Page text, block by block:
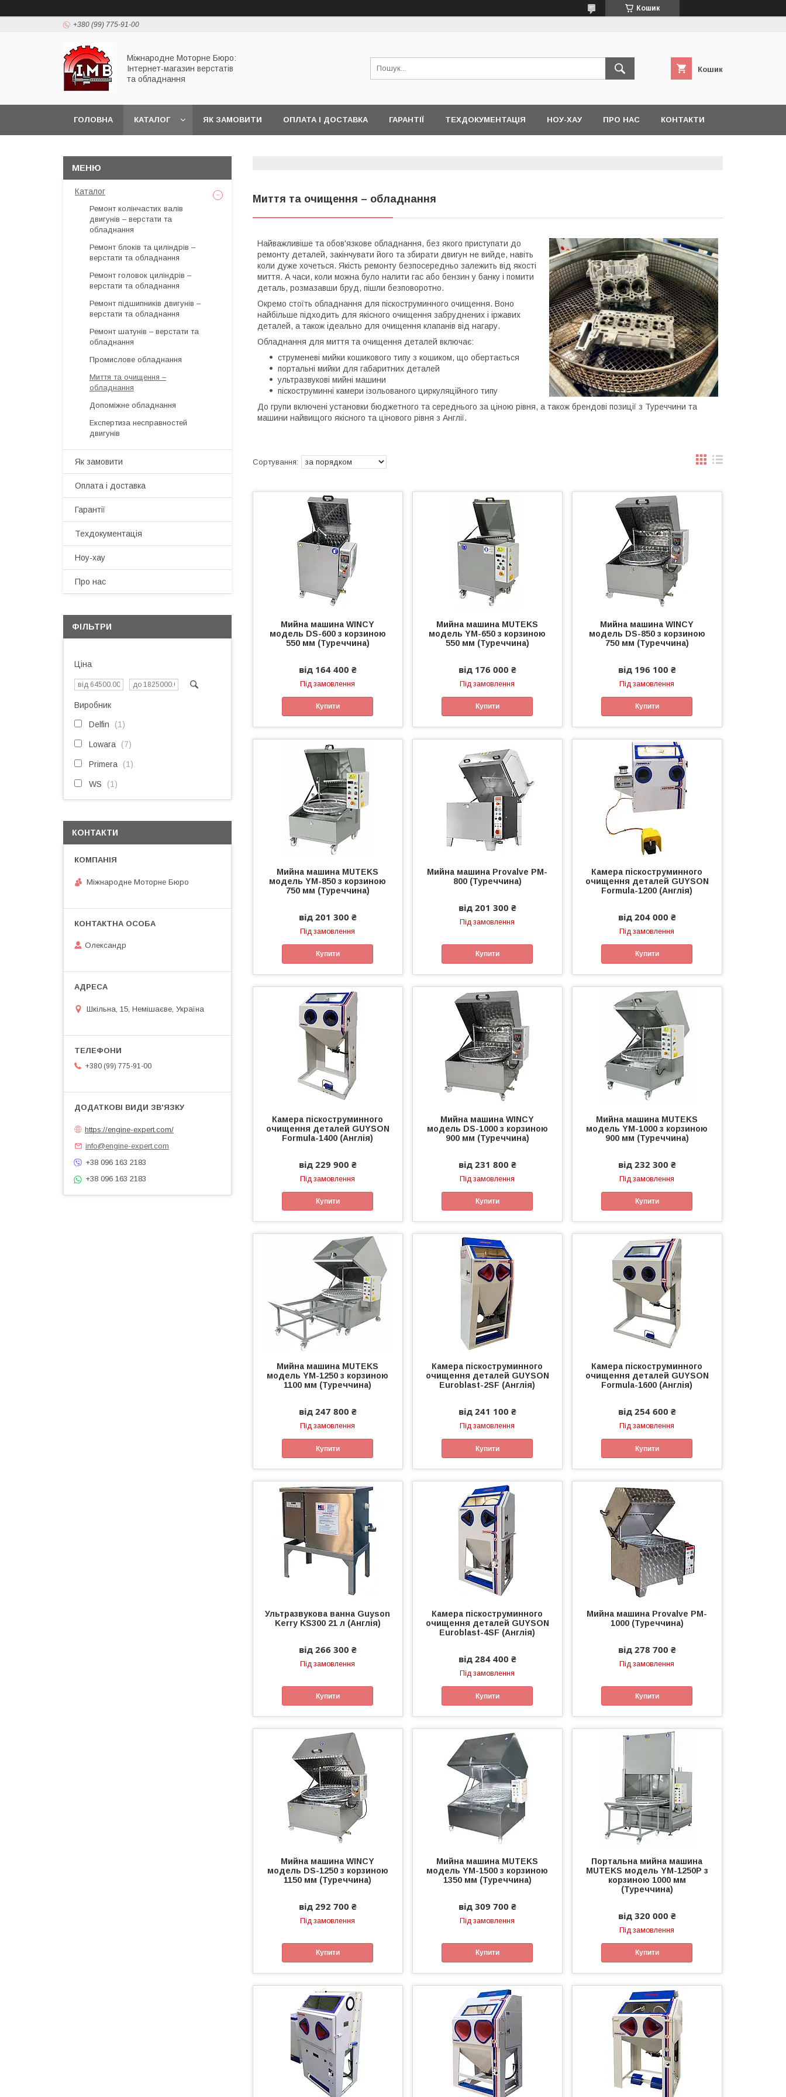
Кошик
+380 (99) 775-91-00
Міжнародне Моторне Бюро:
Інтернет-магазин верстатів
та обладнання
Кошик
ГОЛОВНА КАТАЛОГ ЯК ЗАМОВИТИ ОПЛАТА І ДОСТАВКА ГАРАНТІЇ ТЕХДОКУМЕНТАЦІЯ НОУ-ХАУ ПРО НАС КОНТАКТИ
Миття та очищення – обладнання
Найважливіше та обов'язкове обладнання, без якого приступати до
ремонту деталей, закінчувати його та збирати двигун не вийде, навіть
коли дуже хочеться. Якість ремонту безпосередньо залежить від якості
миття. А часи, коли можна було налити гас або бензин у банку і помити
деталь, розмазавши бруд, пішли безповоротно.
Окремо стоїть обладнання для піскоструминного очищення. Воно
найбільше підходить для якісного очищення забруднених і іржавих
деталей, а також ідеально для очищення клапанів від нагару.
Обладнання для миття та очищення деталей включає:
струменеві мийки кошикового типу з кошиком, що обертається
портальні мийки для габаритних деталей
ультразвукові мийні машини
піскоструминні камери ізольованого циркуляційного типу
До групи включені установки бюджетного та середнього за ціною рівня, а також брендові позиції з Туреччини та
машини найвищого якісного та цінового рівня з Англії.
Мийна машина WINCY
модель DS-600 з корзиною
550 мм (Туреччина)
від 164 400 ₴
Під замовлення
Купити
Мийна машина MUTEKS
модель YM-650 з корзиною
550 мм (Туреччина)
від 176 000 ₴
Під замовлення
Купити
Мийна машина WINCY
модель DS-850 з корзиною
750 мм (Туреччина)
від 196 100 ₴
Під замовлення
Купити
Мийна машина MUTEKS
модель YM-850 з корзиною
750 мм (Туреччина)
від 201 300 ₴
Під замовлення
Купити
Мийна машина Provalve PM-
800 (Туреччина)
від 201 300 ₴
Під замовлення
Купити
Камера піскоструминного
очищення деталей GUYSON
Formula-1200 (Англія)
від 204 000 ₴
Під замовлення
Купити
Камера піскоструминного
очищення деталей GUYSON
Formula-1400 (Англія)
від 229 900 ₴
Під замовлення
Купити
Мийна машина WINCY
модель DS-1000 з корзиною
900 мм (Туреччина)
від 231 800 ₴
Під замовлення
Купити
Мийна машина MUTEKS
модель YM-1000 з корзиною
900 мм (Туреччина)
від 232 300 ₴
Під замовлення
Купити
Мийна машина MUTEKS
модель YM-1250 з корзиною
1100 мм (Туреччина)
від 247 800 ₴
Під замовлення
Купити
Камера піскоструминного
очищення деталей GUYSON
Euroblast-2SF (Англія)
від 241 100 ₴
Під замовлення
Купити
Камера піскоструминного
очищення деталей GUYSON
Formula-1600 (Англія)
від 254 600 ₴
Під замовлення
Купити
Ультразвукова ванна Guyson
Kerry KS300 21 л (Англія)
від 266 300 ₴
Під замовлення
Купити
Камера піскоструминного
очищення деталей GUYSON
Euroblast-4SF (Англія)
від 284 400 ₴
Під замовлення
Купити
Мийна машина Provalve PM-
1000 (Туреччина)
від 278 700 ₴
Під замовлення
Купити
Мийна машина WINCY
модель DS-1250 з корзиною
1150 мм (Туреччина)
від 292 700 ₴
Під замовлення
Купити
Мийна машина MUTEKS
модель YM-1500 з корзиною
1350 мм (Туреччина)
від 309 700 ₴
Під замовлення
Купити
Портальна мийна машина
MUTEKS модель YM-1250P з
корзиною 1000 мм
(Туреччина)
від 320 000 ₴
Під замовлення
Купити
Каталог
Ремонт колінчастих валів
двигунів – верстати та
обладнання
Ремонт блоків та циліндрів –
верстати та обладнання
Ремонт головок циліндрів –
верстати та обладнання
Ремонт підшипників двигунів –
верстати та обладнання
Ремонт шатунів – верстати та
обладнання
Промислове обладнання
Миття та очищення –
обладнання
Допоміжне обладнання
Експертиза несправностей
двигунів
Як замовити
Оплата і доставка
Гарантії
Техдокументація
Ноу-хау
Про нас
ФІЛЬТРИ
Ціна
Виробник
Delfin 1
Lowara 7
Primera 1
WS 1
КОНТАКТИ
Міжнародне Моторне Бюро
Олександр
Шкільна, 15, Немішаєве, Україна
+380 (99) 775-91-00
https://engine-expert.com/
info@engine-expert.com
+38 096 163 2183
+38 096 163 2183